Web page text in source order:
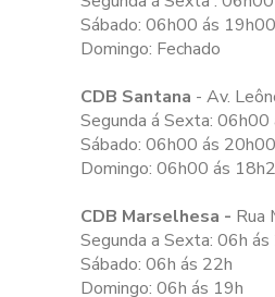
Sábado: 06h00 ás 19h00
Domingo: Fechado
CDB Santana - Av.
Segunda á Sexta:
Sábado: 06h00 ás 20h00
Domingo: 06h00 ás
CDB Marselhesa - Rua
Segunda a Sexta: 06h ás
Sábado: 06h ás 22h
Domingo: 06h ás 19h